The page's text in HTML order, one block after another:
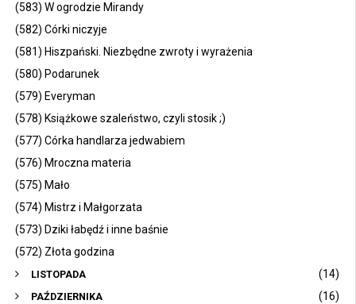
(583) W ogrodzie Mirandy
(582) Córki niczyje
(581) Hiszpański. Niezbędne zwroty i wyrażenia
(580) Podarunek
(579) Everyman
(578) Książkowe szaleństwo, czyli stosik ;)
(577) Córka handlarza jedwabiem
(576) Mroczna materia
(575) Mało
(574) Mistrz i Małgorzata
(573) Dziki łabędź i inne baśnie
(572) Złota godzina
LISTOPADA (14)
PAŹDZIERNIKA (16)